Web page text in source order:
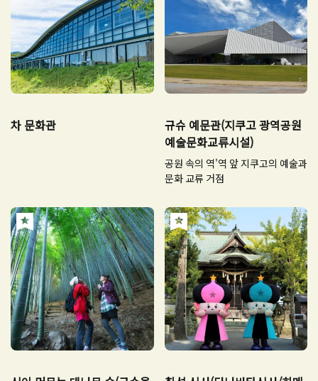
차 문화관
규슈 예문관(지쿠고 광역공원
예술문화교류시설)
공원 속의 역'역 앞 지쿠고의 예술과
문화 교류 거점